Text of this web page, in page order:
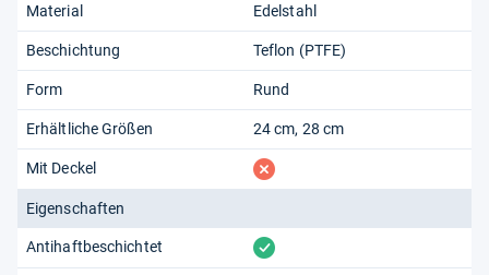
Material Edelstahl
Beschichtung Teflon (PTFE)
Form Rund
Erhältliche Größen 24 cm 28 cm
Mit Deckel fehlt
Eigenschaften
Antihaftbeschichtet vorhanden